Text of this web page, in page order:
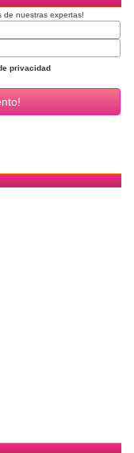
de nuestras expertas!
privacidad